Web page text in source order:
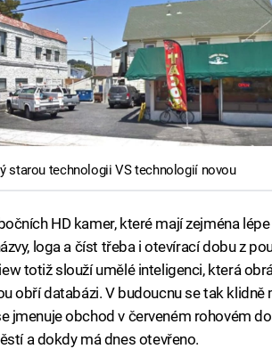
starou technologii VS technologií novou
HD kamer, které mají zejména
loga a číst třeba i otevírací dobu z
totiž slouží umělé inteligenci, která
obří databázi. V budoucnu se tak klidně
jmenuje obchod v červeném rohovém
a dokdy má dnes otevřeno.